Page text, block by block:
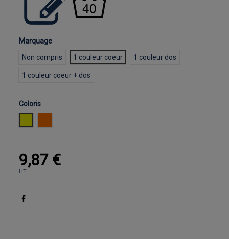
Marquage
Non compris
1 couleur coeur 1 couleur dos
1 couleur coeur + dos
Coloris
9,87 €
HT